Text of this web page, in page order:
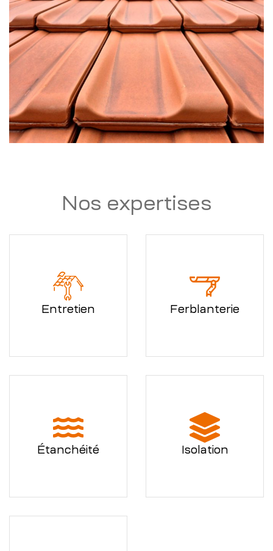
Nos expertises
Entretien Ferblanterie
Étanchéité Isolation